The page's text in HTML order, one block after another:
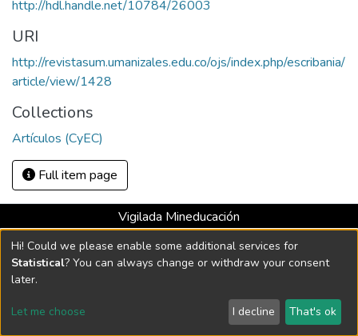
http://hdl.handle.net/10784/26003
URI
http://revistasum.umanizales.edu.co/ojs/index.php/escribania/
article/view/1428
Collections
Artículos (CyEC)
Full item page
Vigilada Mineducación
Universidad con Acreditación Institucional hasta 2026 -
Resolución MEN 2158 de 2018
DSpace software copyright © 2002-2026 LYRASIS
Send Feedback
Hi! Could we please enable some additional services for
Statistical? You can always change or withdraw your consent
later.
Let me choose I decline That's ok